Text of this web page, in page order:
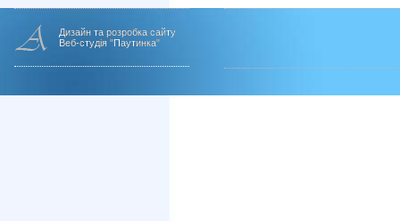
Дизайн та розробка сайту
Веб-студія "Паутинка"